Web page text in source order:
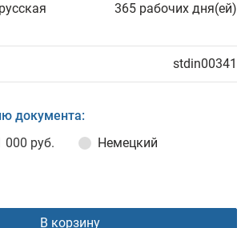
365 рабочих дня(ей)
stdin00341
документа:
000 руб. Немецкий
В корзину